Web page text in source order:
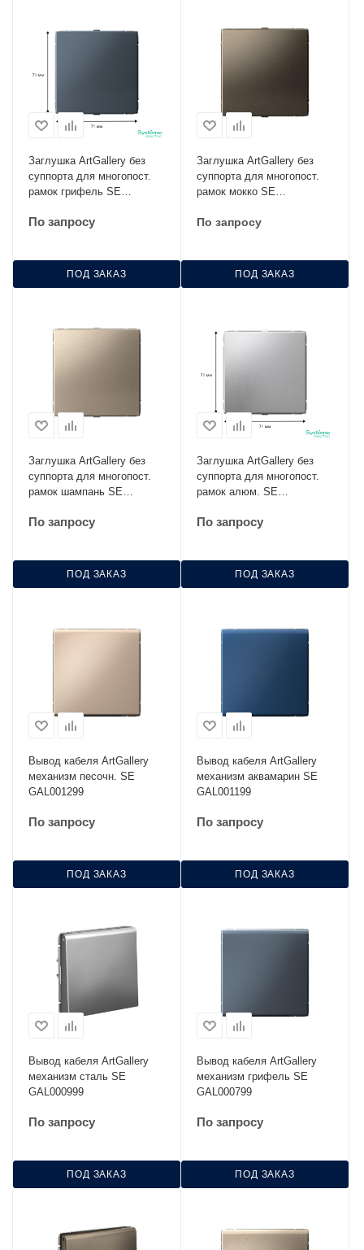
Заглушка ArtGallery без
суппорта для многопост.
рамок грифель SE
По запросу
ПОД ЗАКАЗ
Заглушка ArtGallery без
суппорта для многопост.
рамок мокко SE
По запросу
ПОД ЗАКАЗ
Заглушка ArtGallery без
суппорта для многопост.
рамок шампань SE
По запросу
ПОД ЗАКАЗ
Заглушка ArtGallery без
суппорта для многопост.
рамок алюм. SE
По запросу
ПОД ЗАКАЗ
Вывод кабеля ArtGallery
механизм песочн. SE
GAL001299
По запросу
ПОД ЗАКАЗ
Вывод кабеля ArtGallery
механизм аквамарин SE
GAL001199
По запросу
ПОД ЗАКАЗ
Вывод кабеля ArtGallery
механизм сталь SE
GAL000999
По запросу
ПОД ЗАКАЗ
Вывод кабеля ArtGallery
механизм грифель SE
GAL000799
По запросу
ПОД ЗАКАЗ